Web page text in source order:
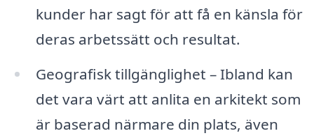
kunder har sagt för att få en känsla för
deras arbetssätt och resultat.
Geografisk tillgänglighet – Ibland kan
det vara värt att anlita en arkitekt som
är baserad närmare din plats, även